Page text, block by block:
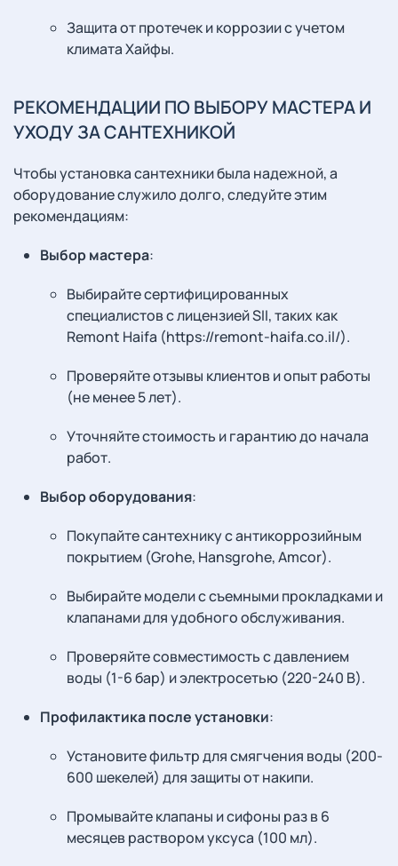
Защита от протечек и коррозии с учетом
климата Хайфы.
РЕКОМЕНДАЦИИ ПО ВЫБОРУ МАСТЕРА И
УХОДУ ЗА САНТЕХНИКОЙ
Чтобы установка сантехники была надежной, а
оборудование служило долго, следуйте этим
рекомендациям:
Выбор мастера:
Выбирайте сертифицированных
специалистов с лицензией SII, таких как
Remont Haifa (https://remont-haifa.co.il/).
Проверяйте отзывы клиентов и опыт работы
(не менее 5 лет).
Уточняйте стоимость и гарантию до начала
работ.
Выбор оборудования:
Покупайте сантехнику с антикоррозийным
покрытием (Grohe, Hansgrohe, Amcor).
Выбирайте модели с съемными прокладками и
клапанами для удобного обслуживания.
Проверяйте совместимость с давлением
воды (1-6 бар) и электросетью (220-240 В).
Профилактика после установки:
Установите фильтр для смягчения воды (200-
600 шекелей) для защиты от накипи.
Промывайте клапаны и сифоны раз в 6
месяцев раствором уксуса (100 мл).